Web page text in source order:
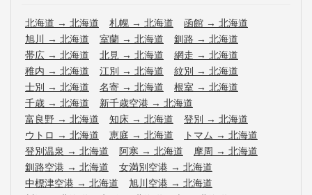
北海道 → 北海道 札幌 → 北海道 函館 → 北海道
旭川
→ 北海道 室蘭 → 北海道 釧路 → 北海道
帯広 → 北海道 北見 → 北海道 網走 → 北海道
稚内 → 北海道 江別 → 北海道 紋別 → 北海道
士別 → 北海道 名寄 → 北海道 根室 → 北海道
千歳 → 北海道 新千歳空港 → 北海道
富良野 → 北海道 知床 → 北海道 登別 → 北海道
ウトロ → 北海道 恵庭 → 北海道 トマム → 北海道
登別温泉 → 北海道 阿寒 → 北海道 摩周 → 北海道
釧路空港 → 北海道 女満別空港 → 北海道
中標津空港 → 北海道 旭川空港 → 北海道